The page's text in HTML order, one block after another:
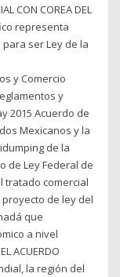
CON COREA DEL
representa
ser Ley de la
y Comercio
y
2015 Acuerdo de
Mexicanos y la
de la
de Ley Federal de
tratado comercial
de ley del
que
a nivel
ACUERDO
la región del